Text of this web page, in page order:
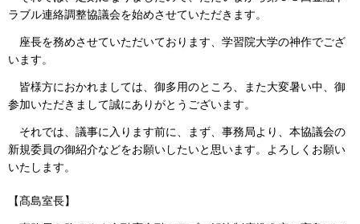
ラブル連絡調整協議会を始めさせていただきます。
座長を務めさせていただいております、学習院大学の神作でござ
います。
皆様方におかれましては、御多用のところ、また大変暑い中、御
参加いただきまして誠にありがとうございます。
それでは、議事に入ります前に、まず、事務局より、本協議会の
新規委員の御紹介などをお願いしたいと思います。よろしくお願い
いたします。
【髙島室長】